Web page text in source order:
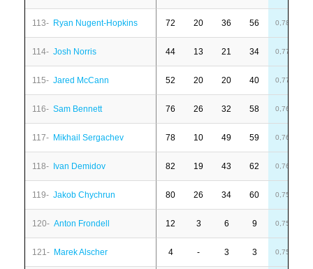
113- Ryan Nugent-Hopkins 72 20 36 56 0,78
114- Josh Norris 44 13 21 34 0,77
115- Jared McCann 52 20 20 40 0,77
116- Sam Bennett 76 26 32 58 0,76
117- Mikhail Sergachev 78 10 49 59 0,76
118- Ivan Demidov 82 19 43 62 0,76
119- Jakob Chychrun 80 26 34 60 0,75
120- Anton Frondell 12 3 6 9 0,75
121- Marek Alscher 4 - 3 3 0,75